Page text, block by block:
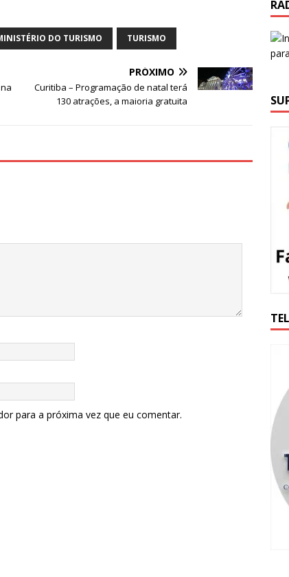
DO TURISMO TURISMO
PRÓXIMO
Curitiba – Programação de natal terá
130 atrações, a maioria gratuita
para a próxima vez que eu comentar.